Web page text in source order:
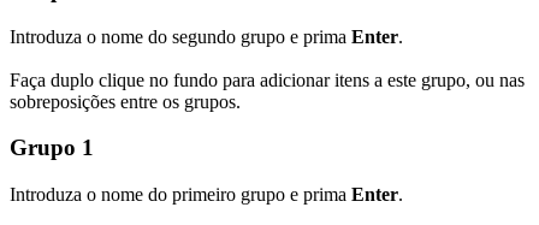
Introduza o nome do segundo grupo e prima Enter.
Faça duplo clique no fundo para adicionar itens a este grupo, ou nas
sobreposições entre os grupos.
Grupo 1
Introduza o nome do primeiro grupo e prima Enter.